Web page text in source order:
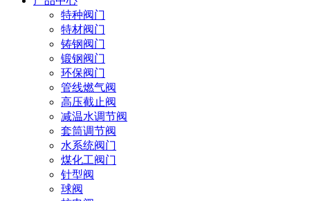
特种阀门
特材阀门
铸钢阀门
锻钢阀门
环保阀门
管线燃气阀
高压截止阀
减温水调节阀
套筒调节阀
水系统阀门
煤化工阀门
针型阀
球阀